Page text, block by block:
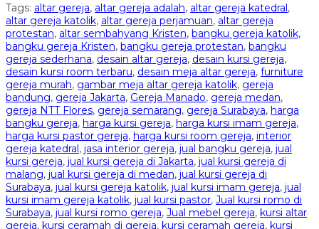
Tags: altar gereja, altar gereja adalah, altar gereja katedral,
altar gereja katolik, altar gereja perjamuan, altar gereja
protestan, altar sembahyang Kristen, bangku gereja katolik,
bangku gereja Kristen, bangku gereja protestan, bangku
gereja sederhana, desain altar gereja, desain kursi gereja,
desain kursi room terbaru, desain meja altar gereja, furniture
gereja murah, gambar meja altar gereja katolik, gereja
bandung, gereja Jakarta, Gereja Manado, gereja medan,
gereja NTT Flores, gereja semarang, gereja Surabaya, harga
bangku gereja, harga kursi gereja, harga kursi imam gereja,
harga kursi pastor gereja, harga kursi room gereja, interior
gereja katedral, jasa interior gereja, jual bangku gereja, jual
kursi gereja, jual kursi gereja di Jakarta, jual kursi gereja di
malang, jual kursi gereja di medan, jual kursi gereja di
Surabaya, jual kursi gereja katolik, jual kursi imam gereja, jual
kursi imam gereja katolik, jual kursi pastor, Jual kursi romo di
Surabaya, jual kursi romo gereja, Jual mebel gereja, kursi altar
gereja, kursi ceramah di gereja, kursi ceramah gereja, kursi